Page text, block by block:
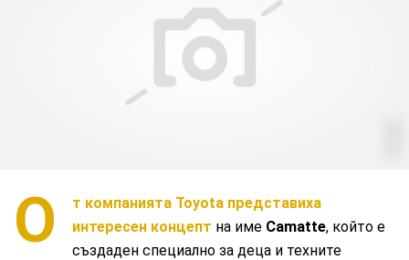
О т компанията Toyota представиха
интересен концепт на име Camatte, който е
създаден специално за деца и техните